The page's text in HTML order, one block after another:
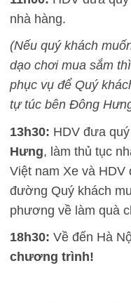
nhà hàng.
(Nếu quý khách
dạo chơi mua sắm
phục vụ để Quý
tự túc bên Đông
13h30: HDV đưa
Hưng, làm thủ tục
Việt nam Xe và HDV
đường Quý khách
phương về làm quà
18h30: Về đến Hà
chương trình!